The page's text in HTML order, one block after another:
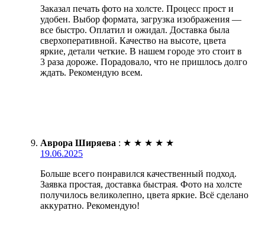
Заказал печать фото на холсте. Процесс прост и
удобен. Выбор формата, загрузка изображения —
все быстро. Оплатил и ожидал. Доставка была
сверхоперативной. Качество на высоте, цвета
яркие, детали четкие. В нашем городе это стоит в
3 раза дороже. Порадовало, что не пришлось долго
ждать. Рекомендую всем.
Аврора Ширяева : ★ ★ ★ ★ ★
19.06.2025
Больше всего понравился качественный подход.
Заявка простая, доставка быстрая. Фото на холсте
получилось великолепно, цвета яркие. Всё сделано
аккуратно. Рекомендую!